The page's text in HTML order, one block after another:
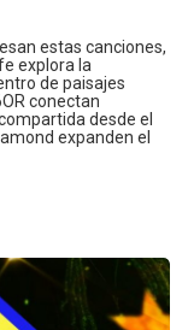
estas canciones,
explora la
de paisajes
conectan
desde el
expanden el